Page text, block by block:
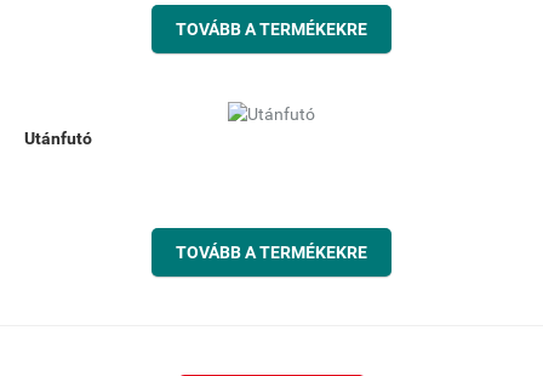
TOVÁBB A TERMÉKEKRE
Utánfutó
TOVÁBB A TERMÉKEKRE